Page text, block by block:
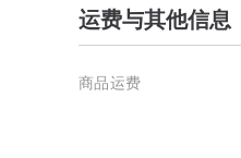
运费与其他信息
商品运费